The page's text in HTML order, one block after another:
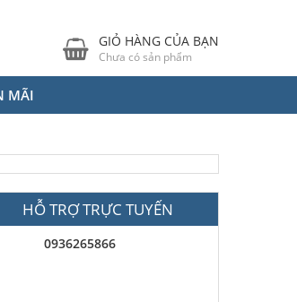
GIỎ HÀNG CỦA BẠN
Chưa có sản phẩm
MÃI
HỖ TRỢ TRỰC TUYẾN
0936265866